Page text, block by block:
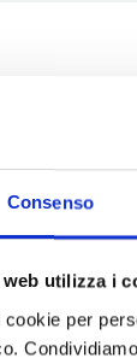
Consenso
utilizza i
per
alle 17:49
your writing
to see